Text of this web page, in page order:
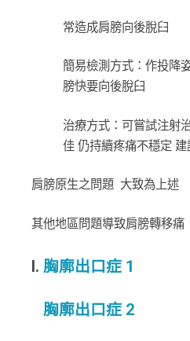
常造成肩膀向後脫臼
簡易檢測方式：作投降
膀快要向後脫臼
治療方式：可嘗試注射
佳 仍持續疼痛不穩定 建
肩膀原生之問題 大致為上述
其他地區問題導致肩膀轉移痛
I. 胸廓出口症 1
胸廓出口症 2